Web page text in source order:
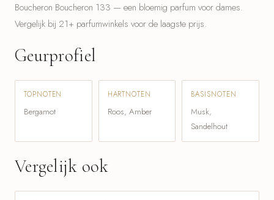
Boucheron Boucheron 133 — een bloemig parfum voor dames.
Vergelijk bij 21+ parfumwinkels voor de laagste prijs.
Geurprofiel
TOPNOTEN
Bergamot
HARTNOTEN
Roos, Amber
BASISNOTEN
Musk,
Sandelhout
Vergelijk ook